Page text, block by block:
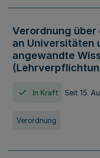
Verordnung
an Universitäten
angewandte
In Kraft Seit 15.
Verordnung